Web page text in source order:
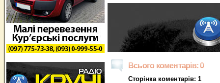
Всього коментарів: 0
Сторінка коментарів: 1